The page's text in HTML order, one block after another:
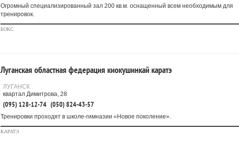
Огромный специализированный зал 200 кв.м. оснащенный всем необходимым для
тренировок.
БОКС
Луганская областная федерация киокушинкай каратэ
ЛУГАНСК
квартал Димитрова, 28
(095) 128-12-74 (050) 824-43-57
Тренировки проходят в школе-гимназии «Новое поколение».
КАРАТЭ